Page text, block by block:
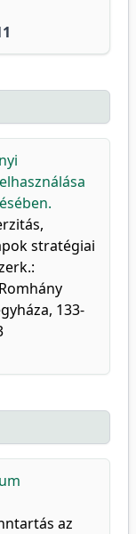
stratégiai
133-
az